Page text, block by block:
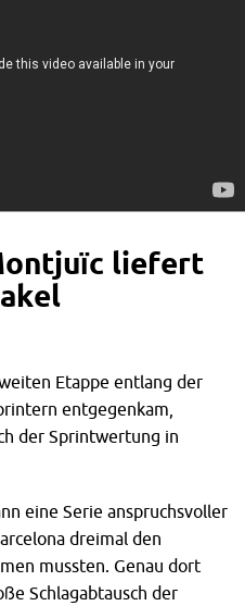
liefert
Etappe entlang der
entgegenkam,
der Sprintwertung in
eine Serie anspruchsvoller
dreimal den
mussten. Genau dort
Schlagabtausch der